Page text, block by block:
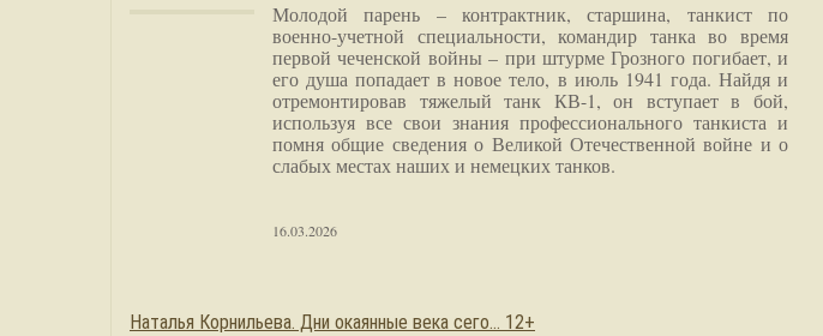
Молодой парень – контрактник, старшина, танкист по
военно-учетной специальности, командир танка во время
первой чеченской войны – при штурме Грозного погибает, и
его душа попадает в новое тело, в июль 1941 года. Найдя и
отремонтировав тяжелый танк КВ-1, он вступает в бой,
используя все свои знания профессионального танкиста и
помня общие сведения о Великой Отечественной войне и о
слабых местах наших и немецких танков.
16.03.2026
Наталья Корнильева. Дни окаянные века сего… 12+